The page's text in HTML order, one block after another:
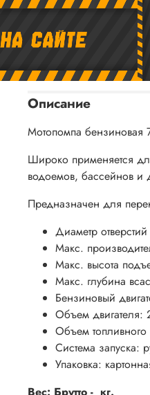
Описание
Мотопомпа бензиновая
Широко применяется
водоемов, бассейнов и
Предназначен для
Диаметр
Макс.
Макс. высота
Макс. глубина
Бензиновый
Объем двигателя:
Объем
Система запуска:
Упаковка:
Вес: Брутто - кг.